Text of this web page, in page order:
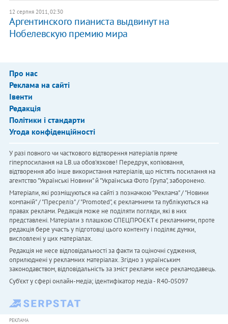
12 серпня 2011, 02:30
Аргентинского пианиста выдвинут на
Нобелевскую премию мира
Про нас
Реклама на сайті
Івенти
Редакція
Політики і стандарти
Угода конфіденційності
У разі повного чи часткового відтворення матеріалів пряме
гіперпосилання на LB.ua обов'язкове! Передрук, копіювання,
відтворення або інше використання матеріалів, що містять посилання на
агентство "Українськi Новини" й "Українська Фото Група", заборонено.
Матеріали, які розміщуються на сайті з позначкою "Реклама" / "Новини
компаній" / "Пресреліз" / "Promoted", є рекламними та публікуються на
правах реклами. Редакція може не поділяти погляди, які в них
представлені. Матеріали з плашкою СПЕЦПРОЄКТ є рекламними, проте
редакція бере участь у підготовці цього контенту і поділяє думки,
висловлені у цих матеріалах.
Редакція не несе відповідальності за факти та оціночні судження,
оприлюднені у рекламних матеріалах. Згідно з українським
законодавством, відповідальність за зміст реклами несе рекламодавець.
Cуб'єкт у сфері онлайн-медіа; ідентифікатор медіа - R40-05097
РЕКЛАМА